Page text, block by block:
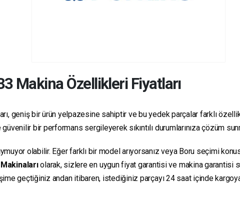
Makina Özellikleri Fiyatları
geniş bir ürün yelpazesine sahiptir ve bu yedek parçalar farklı
bir performans sergileyerek sıkıntılı durumlarınıza çözüm
olabilir. Eğer farklı bir model arıyorsanız veya Boru seçimi
olarak, sizlere en uygun fiyat garantisi ve makina garantisi
geçtiğiniz andan itibaren, istediğiniz parçayı 24 saat içinde